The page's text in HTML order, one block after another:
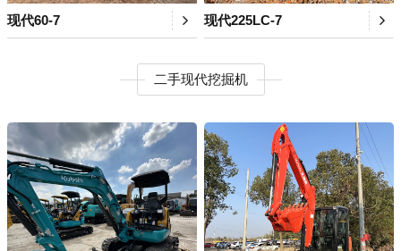
现代60-7 现代225LC-7
二手现代挖掘机